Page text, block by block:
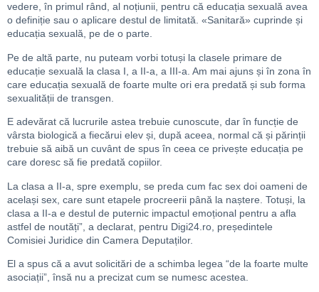
vedere, în primul rând, al noțiunii, pentru că educația sexuală avea
o definiție sau o aplicare destul de limitată. «Sanitară» cuprinde și
educația sexuală, pe de o parte.
Pe de altă parte, nu puteam vorbi totuși la clasele primare de
educație sexuală la clasa I, a II-a, a III-a. Am mai ajuns și în zona în
care educația sexuală de foarte multe ori era predată și sub forma
sexualității de transgen.
E adevărat că lucrurile astea trebuie cunoscute, dar în funcție de
vârsta biologică a fiecărui elev și, după aceea, normal că și părinții
trebuie să aibă un cuvânt de spus în ceea ce privește educația pe
care doresc să fie predată copiilor.
La clasa a II-a, spre exemplu, se preda cum fac sex doi oameni de
același sex, care sunt etapele procreerii până la naștere. Totuși, la
clasa a II-a e destul de puternic impactul emoțional pentru a afla
astfel de noutăți”, a declarat, pentru Digi24.ro, președintele
Comisiei Juridice din Camera Deputaților.
El a spus că a avut solicitări de a schimba legea “de la foarte multe
asociații”, însă nu a precizat cum se numesc acestea.